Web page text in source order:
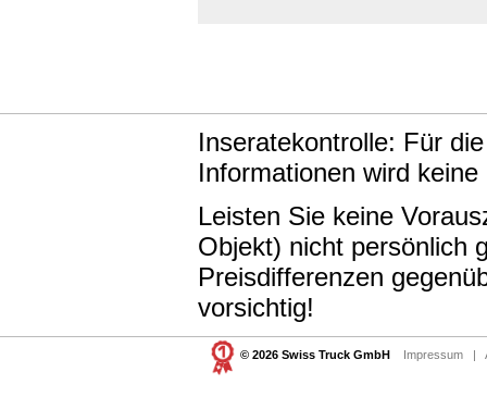
Inseratekontrolle: Für
Informationen wird
Leisten Sie keine
Objekt) nicht persönlich
Preisdifferenzen
vorsichtig!
© 2026 Swiss Truck GmbH Impressum |